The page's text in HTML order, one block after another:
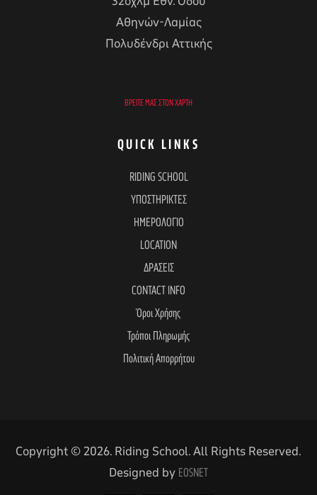
Αθηνών-Λαμίας
Πολυδένδρι Αττικής
ΒΡΕΊΤΕ ΜΑΣ ΣΤΟΝ ΧΆΡΤΗ
QUICK LINKS
RIDING SCHOOL
ΥΠΟΣΤΗΡΙΚΤΕΣ
ΗΜΕΡΟΛΟΓΙΟ
LOCATION
ΔΡΑΣΕΙΣ
CONTACT INFO
Όροι Χρήσης
Τρόποι Πληρωμής
Πολιτική Απορρήτου
Copyright © 2026. Riding School. All Rights Reserved.
Designed by EOSNET